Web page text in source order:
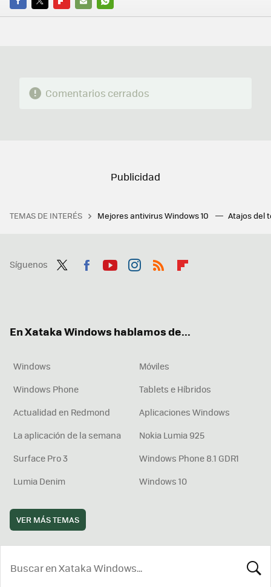
FACEBOOK
TWITTERFLIPBOARD
E-
WHATSAPP
Comentarios cerrados
TEMAS DE INTERÉS Mejores antivirus Windows 10 Atajos del
Síguenos
En Xataka Windows hablamos de...
Windows
Móviles
Windows Phone
Tablets e Híbridos
Actualidad en Redmond
Aplicaciones Windows
La aplicación de la semana
Nokia Lumia 925
Surface Pro 3
Windows Phone 8.1 GDR1
Lumia Denim
Windows 10
VER MÁS TEMAS